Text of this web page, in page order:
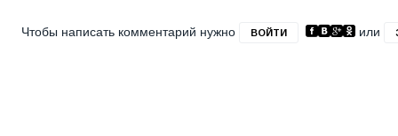
Чтобы написать комментарий нужно ВОЙТИ или